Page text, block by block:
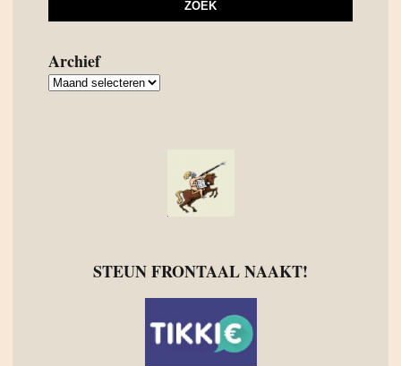
Archief
Archief
STEUN FRONTAAL NAAKT!